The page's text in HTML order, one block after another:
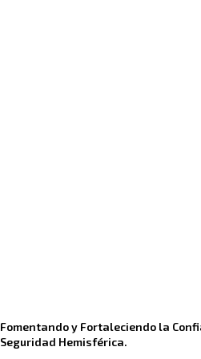
Fomentando y Fortaleciendo la
Seguridad Hemisférica.